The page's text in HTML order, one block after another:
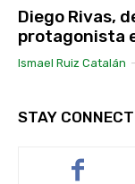
Diego Rivas,
protagonista
Ismael Ruiz Catalán -
STAY